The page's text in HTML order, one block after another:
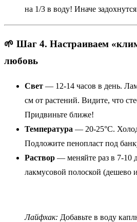
на 1/3 в воду! Иначе
🌱 Шаг 4. Настраиваем
любовь
Свет — 12-14 часов в день.
см от растений. Видите, что
Придвиньте ближе!
Температура — 20-25°C.
Подложите пенопласт под
Раствор — меняйте раз в 7-10
лакмусовой полоской (дешево
Лайфхак: Добавьте в воду